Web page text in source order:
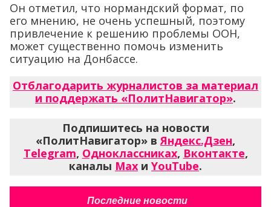
Он отметил, что нормандский формат, по
его мнению, не очень успешный, поэтому
привлечение к решению проблемы ООН,
может существенно помочь изменить
ситуацию на Донбассе.
Отблагодарить журналистов за материал
и поддержать «ПолитНавигатор».
Подпишитесь на новости
«ПолитНавигатор» вЯндекс.Дзен,
Telegram, Одноклассниках, Вконтакте,
каналы Max и YouTube.
Последние новости